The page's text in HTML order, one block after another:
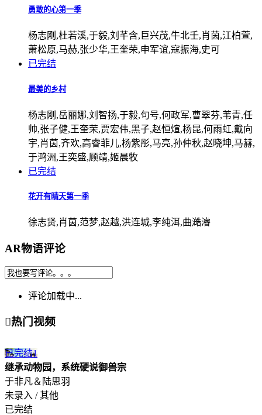
勇敢的心第一季
杨志刚,杜若溪,于毅,刘芊含,巨兴茂,牛北壬,肖茵,江柏萱,
萧松原,马赫,张少华,王奎荣,申军谊,寇振海,史可
已完结
最美的乡村
杨志刚,岳丽娜,刘智扬,于毅,句号,何政军,曹翠芬,苇青,任
帅,张子健,王奎荣,贾宏伟,黑子,赵恒煊,杨昆,何雨虹,戴向
宇,肖茵,齐欢,高睿菲儿,杨紫彤,马亮,孙仲秋,赵晓坤,马赫,
于鸿洲,王奕盛,顾靖,姬晨牧
已完结
花开有晴天第一季
徐志贤,肖茵,范梦,赵越,洪连城,李纯洱,曲澔濬
AR物语评论
评论加载中...
热门视频
已完结1
继承动物园，系统硬说御兽宗
于非凡＆陆思羽
未录入 / 其他
已完结